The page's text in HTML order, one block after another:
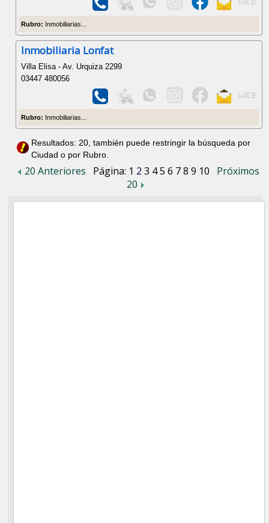
Rubro: Inmobiliarias...
Inmobiliaria Lonfat
Villa Elisa - Av. Urquiza 2299
03447 480056
Rubro: Inmobiliarias...
Resultados: 20, también puede restringir la búsqueda por
Ciudad o por Rubro.
20 Anteriores Página: 1 2 3 45 6 78 9 10
Próximos
20